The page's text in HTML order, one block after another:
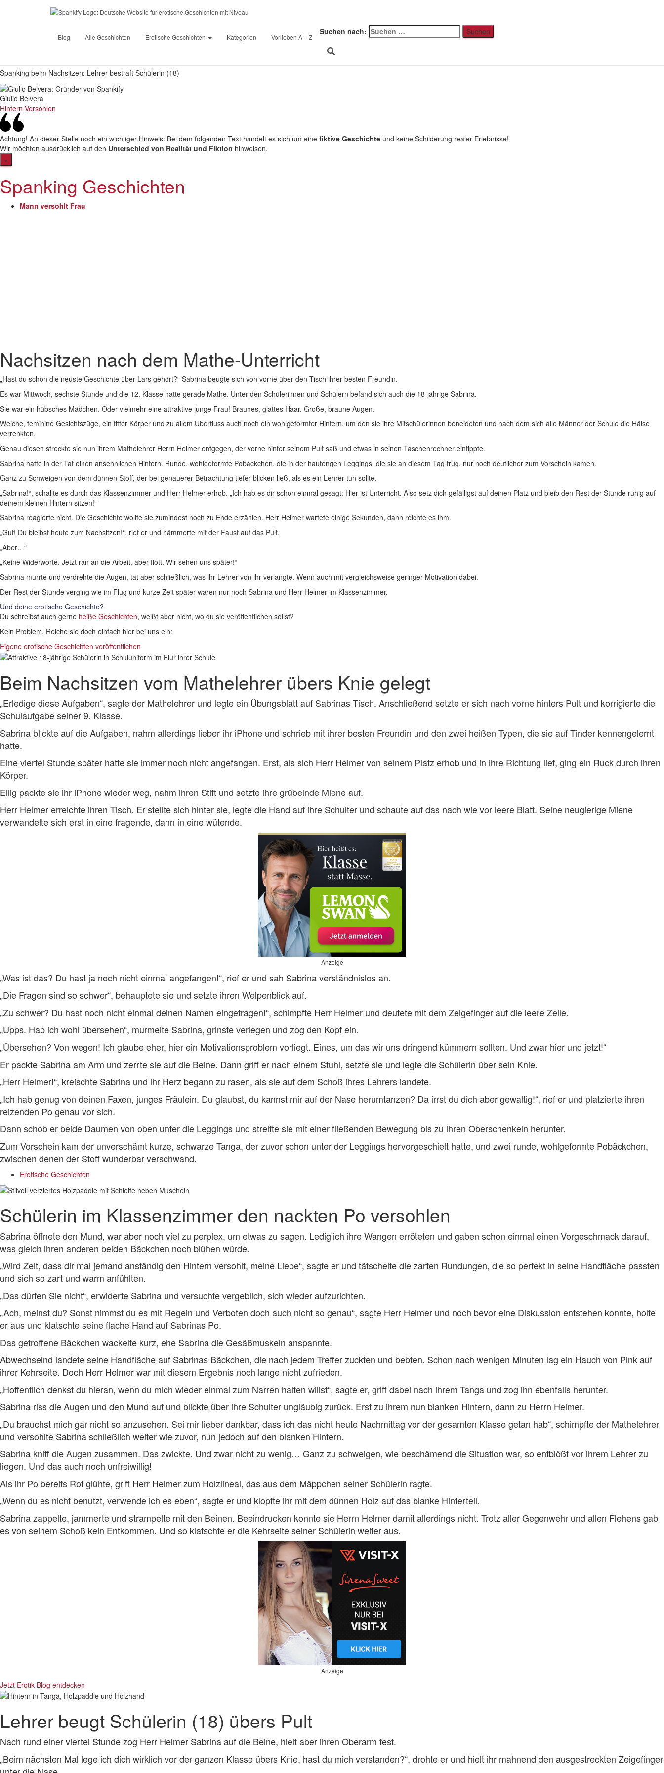
Blog Alle Geschichten Erotische Geschichten Kategorien Vorlieben A – Z
Suchen nach:
Erotische Geschichten
Spanking beim Nachsitzen: Lehrer bestraft Schülerin (18)
Spanking beim Nachsitzen: Lehrer bestraft Schülerin (18)
Giulio Belvera
Hintern Versohlen
Achtung! An dieser Stelle noch ein wichtiger Hinweis: Bei dem folgenden Text handelt es sich um eine fiktive Geschichte und keine Schilderung realer Erlebnisse!
Wir möchten ausdrücklich auf den Unterschied von Realität und Fiktion hinweisen.
×
Spanking Geschichten
Mann versohlt Frau
Nachsitzen nach dem Mathe-Unterricht
„Hast du schon die neuste Geschichte über Lars gehört?“ Sabrina beugte sich von vorne über den Tisch ihrer besten Freundin.
Es war Mittwoch, sechste Stunde und die 12. Klasse hatte gerade Mathe. Unter den Schülerinnen und Schülern befand sich auch die 18-jährige Sabrina.
Sie war ein hübsches Mädchen. Oder vielmehr eine attraktive junge Frau! Braunes, glattes Haar. Große, braune Augen.
Weiche, feminine Gesichtszüge, ein fitter Körper und zu allem Überfluss auch noch ein wohlgeformter Hintern, um den sie ihre Mitschülerinnen beneideten und nach dem sich alle Männer der Schule die Hälse
verrenkten.
Genau diesen streckte sie nun ihrem Mathelehrer Herrn Helmer entgegen, der vorne hinter seinem Pult saß und etwas in seinen Taschenrechner eintippte.
Sabrina hatte in der Tat einen ansehnlichen Hintern. Runde, wohlgeformte Pobäckchen, die in der hautengen Leggings, die sie an diesem Tag trug, nur noch deutlicher zum Vorschein kamen.
Ganz zu Schweigen von dem dünnen Stoff, der bei genauerer Betrachtung tiefer blicken ließ, als es ein Lehrer tun sollte.
„Sabrina!“, schallte es durch das Klassenzimmer und Herr Helmer erhob. „Ich hab es dir schon einmal gesagt: Hier ist Unterricht. Also setz dich gefälligst auf deinen Platz und bleib den Rest der Stunde ruhig auf
deinem kleinen Hintern sitzen!“
Sabrina reagierte nicht. Die Geschichte wollte sie zumindest noch zu Ende erzählen. Herr Helmer wartete einige Sekunden, dann reichte es ihm.
„Gut! Du bleibst heute zum Nachsitzen!“, rief er und hämmerte mit der Faust auf das Pult.
„Aber…“
„Keine Widerworte. Jetzt ran an die Arbeit, aber flott. Wir sehen uns später!“
Sabrina murrte und verdrehte die Augen, tat aber schließlich, was ihr Lehrer von ihr verlangte. Wenn auch mit vergleichsweise geringer Motivation dabei.
Der Rest der Stunde verging wie im Flug und kurze Zeit später waren nur noch Sabrina und Herr Helmer im Klassenzimmer.
Und deine erotische Geschichte?
Du schreibst auch gerne heiße Geschichten, weißt aber nicht, wo du sie veröffentlichen sollst?
Kein Problem. Reiche sie doch einfach hier bei uns ein:
Eigene erotische Geschichten veröffentlichen
Beim Nachsitzen vom Mathelehrer übers Knie gelegt
„Erledige diese Aufgaben“, sagte der Mathelehrer und legte ein Übungsblatt auf Sabrinas Tisch. Anschließend setzte er sich nach vorne hinters Pult und korrigierte die
Schulaufgabe seiner 9. Klasse.
Sabrina blickte auf die Aufgaben, nahm allerdings lieber ihr iPhone und schrieb mit ihrer besten Freundin und den zwei heißen Typen, die sie auf Tinder kennengelernt
hatte.
Eine viertel Stunde später hatte sie immer noch nicht angefangen. Erst, als sich Herr Helmer von seinem Platz erhob und in ihre Richtung lief, ging ein Ruck durch ihren
Körper.
Eilig packte sie ihr iPhone wieder weg, nahm ihren Stift und setzte ihre grübelnde Miene auf.
Herr Helmer erreichte ihren Tisch. Er stellte sich hinter sie, legte die Hand auf ihre Schulter und schaute auf das nach wie vor leere Blatt. Seine neugierige Miene
verwandelte sich erst in eine fragende, dann in eine wütende.
Anzeige
„Was ist das? Du hast ja noch nicht einmal angefangen!“, rief er und sah Sabrina verständnislos an.
„Die Fragen sind so schwer“, behauptete sie und setzte ihren Welpenblick auf.
„Zu schwer? Du hast noch nicht einmal deinen Namen eingetragen!“, schimpfte Herr Helmer und deutete mit dem Zeigefinger auf die leere Zeile.
„Upps. Hab ich wohl übersehen“, murmelte Sabrina, grinste verlegen und zog den Kopf ein.
„Übersehen? Von wegen! Ich glaube eher, hier ein Motivationsproblem vorliegt. Eines, um das wir uns dringend kümmern sollten. Und zwar hier und jetzt!“
Er packte Sabrina am Arm und zerrte sie auf die Beine. Dann griff er nach einem Stuhl, setzte sie und legte die Schülerin über sein Knie.
„Herr Helmer!“, kreischte Sabrina und ihr Herz begann zu rasen, als sie auf dem Schoß ihres Lehrers landete.
„Ich hab genug von deinen Faxen, junges Fräulein. Du glaubst, du kannst mir auf der Nase herumtanzen? Da irrst du dich aber gewaltig!“, rief er und platzierte ihren
reizenden Po genau vor sich.
Dann schob er beide Daumen von oben unter die Leggings und streifte sie mit einer fließenden Bewegung bis zu ihren Oberschenkeln herunter.
Zum Vorschein kam der unverschämt kurze, schwarze Tanga, der zuvor schon unter der Leggings hervorgeschielt hatte, und zwei runde, wohlgeformte Pobäckchen,
zwischen denen der Stoff wunderbar verschwand.
Erotische Geschichten
Schülerin im Klassenzimmer den nackten Po versohlen
Sabrina öffnete den Mund, war aber noch viel zu perplex, um etwas zu sagen. Lediglich ihre Wangen erröteten und gaben schon einmal einen Vorgeschmack darauf,
was gleich ihren anderen beiden Bäckchen noch blühen würde.
„Wird Zeit, dass dir mal jemand anständig den Hintern versohlt, meine Liebe“, sagte er und tätschelte die zarten Rundungen, die so perfekt in seine Handfläche passten
und sich so zart und warm anfühlten.
„Das dürfen Sie nicht“, erwiderte Sabrina und versuchte vergeblich, sich wieder aufzurichten.
„Ach, meinst du? Sonst nimmst du es mit Regeln und Verboten doch auch nicht so genau“, sagte Herr Helmer und noch bevor eine Diskussion entstehen konnte, holte
er aus und klatschte seine flache Hand auf Sabrinas Po.
Das getroffene Bäckchen wackelte kurz, ehe Sabrina die Gesäßmuskeln anspannte.
Abwechselnd landete seine Handfläche auf Sabrinas Bäckchen, die nach jedem Treffer zuckten und bebten. Schon nach wenigen Minuten lag ein Hauch von Pink auf
ihrer Kehrseite. Doch Herr Helmer war mit diesem Ergebnis noch lange nicht zufrieden.
„Hoffentlich denkst du hieran, wenn du mich wieder einmal zum Narren halten willst“, sagte er, griff dabei nach ihrem Tanga und zog ihn ebenfalls herunter.
Sabrina riss die Augen und den Mund auf und blickte über ihre Schulter ungläubig zurück. Erst zu ihrem nun blanken Hintern, dann zu Herrn Helmer.
„Du brauchst mich gar nicht so anzusehen. Sei mir lieber dankbar, dass ich das nicht heute Nachmittag vor der gesamten Klasse getan hab“, schimpfte der Mathelehrer
und versohlte Sabrina schließlich weiter wie zuvor, nun jedoch auf den blanken Hintern.
Sabrina kniff die Augen zusammen. Das zwickte. Und zwar nicht zu wenig… Ganz zu schweigen, wie beschämend die Situation war, so entblößt vor ihrem Lehrer zu
liegen. Und das auch noch unfreiwillig!
Als ihr Po bereits Rot glühte, griff Herr Helmer zum Holzlineal, das aus dem Mäppchen seiner Schülerin ragte.
„Wenn du es nicht benutzt, verwende ich es eben“, sagte er und klopfte ihr mit dem dünnen Holz auf das blanke Hinterteil.
Sabrina zappelte, jammerte und strampelte mit den Beinen. Beeindrucken konnte sie Herrn Helmer damit allerdings nicht. Trotz aller Gegenwehr und allen Flehens gab
es von seinem Schoß kein Entkommen. Und so klatschte er die Kehrseite seiner Schülerin weiter aus.
Anzeige
Jetzt Erotik Blog entdecken
Lehrer beugt Schülerin (18) übers Pult
Nach rund einer viertel Stunde zog Herr Helmer Sabrina auf die Beine, hielt aber ihren Oberarm fest.
„Beim nächsten Mal lege ich dich wirklich vor der ganzen Klasse übers Knie, hast du mich verstanden?“, drohte er und hielt ihr mahnend den ausgestreckten Zeigefinger